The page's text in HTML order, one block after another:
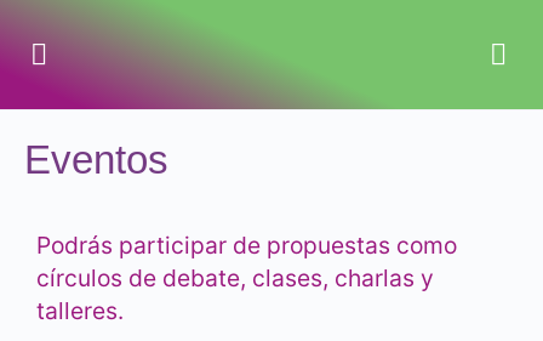
Eventos
Podrás participar de propuestas como
círculos de debate, clases, charlas y
talleres.